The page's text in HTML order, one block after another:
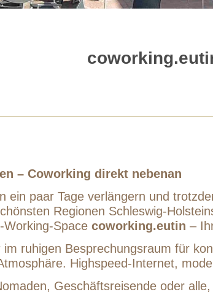
– Coworking direkt nebenan
ein paar Tage verlängern und
Regionen Schleswig-
Space coworking.eutin –
ruhigen Besprechungsraum für
Highspeed-Internet,
Geschäftsreisende oder